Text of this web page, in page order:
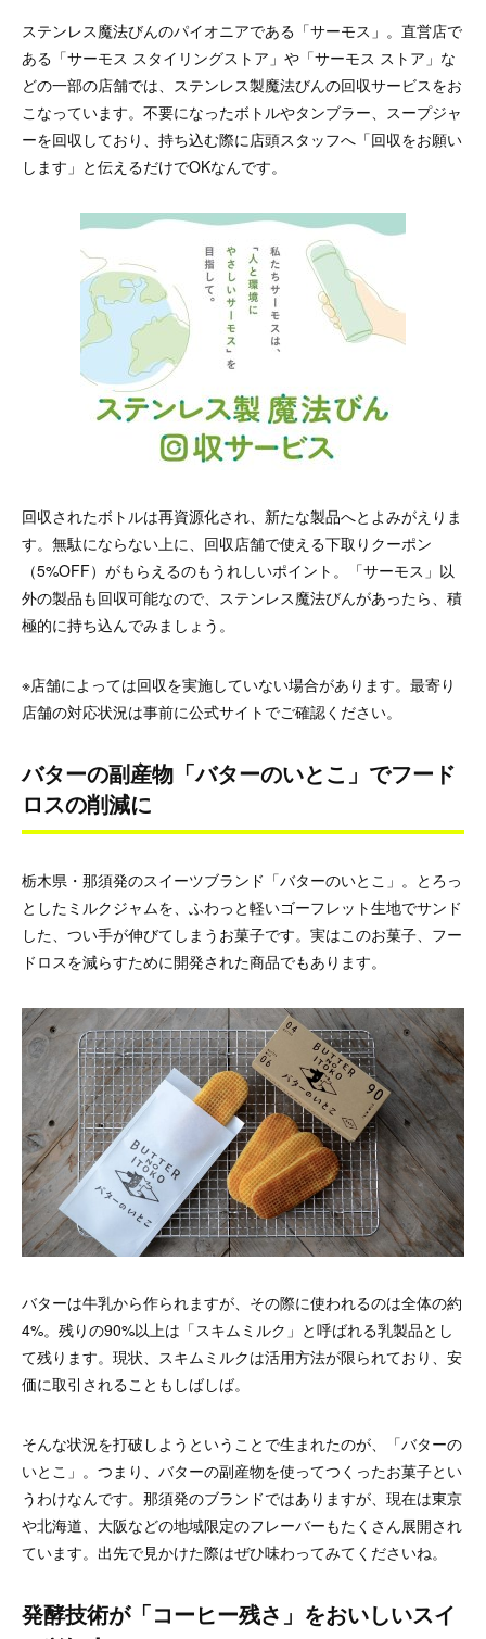
ステンレス魔法びんのパイオニアである「サーモス」。直営店で
ある「サーモス スタイリングストア」や「サーモス ストア」な
どの一部の店舗では、ステンレス製魔法びんの回収サービスをお
こなっています。不要になったボトルやタンブラー、スープジャ
ーを回収しており、持ち込む際に店頭スタッフへ「回収をお願い
します」と伝えるだけでOKなんです。
回収されたボトルは再資源化され、新たな製品へとよみがえりま
す。無駄にならない上に、回収店舗で使える下取りクーポン
（5%OFF）がもらえるのもうれしいポイント。「サーモス」以
外の製品も回収可能なので、ステンレス魔法びんがあったら、積
極的に持ち込んでみましょう。
※店舗によっては回収を実施していない場合があります。最寄り
店舗の対応状況は事前に公式サイトでご確認ください。
バターの副産物「バターのいとこ」でフード
ロスの削減に
栃木県・那須発のスイーツブランド「バターのいとこ」。とろっ
としたミルクジャムを、ふわっと軽いゴーフレット生地でサンド
した、つい手が伸びてしまうお菓子です。実はこのお菓子、フー
ドロスを減らすために開発された商品でもあります。
バターは牛乳から作られますが、その際に使われるのは全体の約
4%。残りの90%以上は「スキムミルク」と呼ばれる乳製品とし
て残ります。現状、スキムミルクは活用方法が限られており、安
価に取引されることもしばしば。
そんな状況を打破しようということで生まれたのが、「バターの
いとこ」。つまり、バターの副産物を使ってつくったお菓子とい
うわけなんです。那須発のブランドではありますが、現在は東京
や北海道、大阪などの地域限定のフレーバーもたくさん展開され
ています。出先で見かけた際はぜひ味わってみてくださいね。
発酵技術が「コーヒー残さ」をおいしいスイ